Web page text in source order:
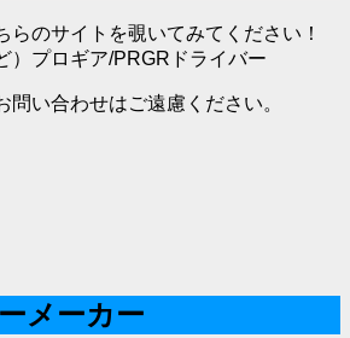
らのサイトを覗いてみてください！
）プロギア/PRGRドライバー
問い合わせはご遠慮ください。
メーカー